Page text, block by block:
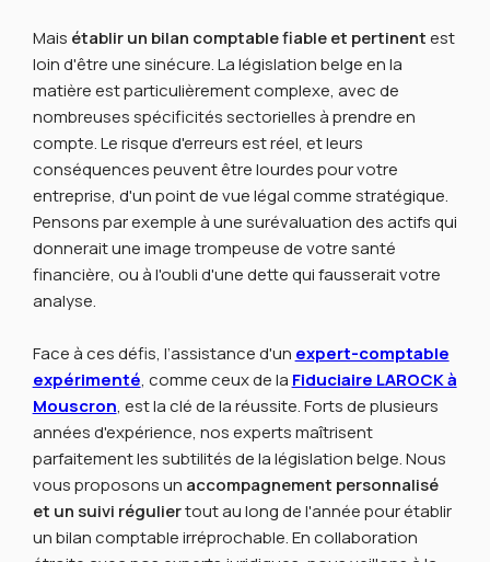
Mais établir un bilan comptable fiable et pertinentest
loin d'être une sinécure. La législation belge en la
matière est particulièrement complexe, avec de
nombreuses spécificités sectorielles à prendre en
compte. Le risque d'erreurs est réel, et leurs
conséquences peuvent être lourdes pour votre
entreprise, d'un point de vue légal comme stratégique.
Pensons par exemple à une surévaluation des actifs qui
donnerait une image trompeuse de votre santé
financière, ou à l'oubli d'une dette qui fausserait votre
analyse.
Face à ces défis, l’assistance d'un expert-comptable
expérimenté, comme ceux de la Fiduciaire LAROCK à
Mouscron, est la clé de la réussite. Forts de plusieurs
années d'expérience, nos experts maîtrisent
parfaitement les subtilités de la législation belge. Nous
vous proposons un accompagnement personnalisé
et un suivi réguliertout au long de l'année pour établir
un bilan comptable irréprochable. En collaboration